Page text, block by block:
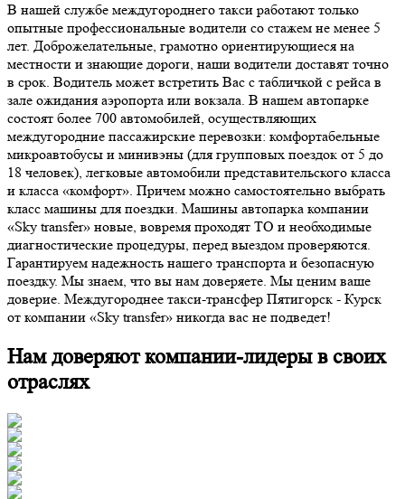
В нашей службе междугороднего такси работают только
опытные профессиональные водители со стажем не менее 5
лет. Доброжелательные, грамотно ориентирующиеся на
местности и знающие дороги, наши водители доставят точно
в срок. Водитель может встретить Вас с табличкой с рейса в
зале ожидания аэропорта или вокзала. В нашем автопарке
состоят более 700 автомобилей, осуществляющих
междугородние пассажирские перевозки: комфортабельные
микроавтобусы и минивэны (для групповых поездок от 5 до
18 человек), легковые автомобили представительского класса
и класса «комфорт». Причем можно самостоятельно выбрать
класс машины для поездки. Машины автопарка компании
«Sky transfer» новые, вовремя проходят ТО и необходимые
диагностические процедуры, перед выездом проверяются.
Гарантируем надежность нашего транспорта и безопасную
поездку. Мы знаем, что вы нам доверяете. Мы ценим ваше
доверие. Междугороднее такси-трансфер Пятигорск - Курск
от компании «Sky transfer» никогда вас не подведет!
Нам доверяют компании-лидеры в своих
отраслях